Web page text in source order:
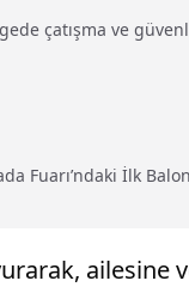
çatışma ve
Fuarı’ndaki İlk
ailesine